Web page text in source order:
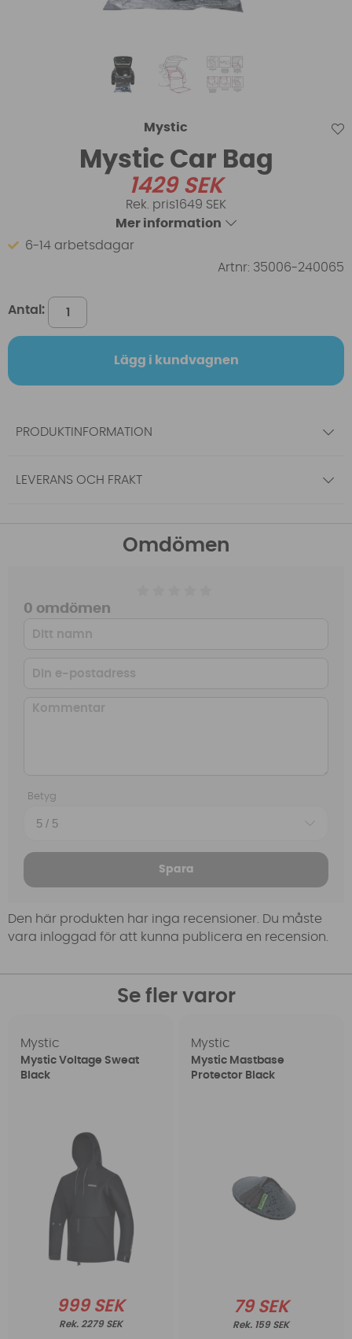
Mystic
Mystic Car Bag
1429SEK
1649 SEK
Mer information
6-14 arbetsdagar
Artnr: 35006-240065
Antal:
Lägg i kundvagnen
PRODUKTINFORMATION
LEVERANS OCH FRAKT
Omdömen
0 omdömen
Betyg
Spara
Den här produkten har inga recensioner. Du måste
vara inloggad för att kunna publicera en recension.
Se fler varor
Mystic
Mystic Voltage Sweat
Black
999 SEK
2279 SEK
Mystic
Mystic Mastbase
Protector Black
79 SEK
159 SEK